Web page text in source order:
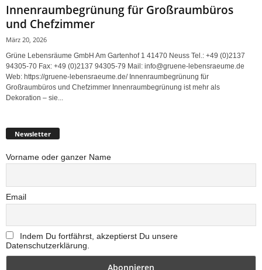
Innenraumbegrünung für Großraumbüros
und Chefzimmer
März 20, 2026
Grüne Lebensräume GmbH Am Gartenhof 1 41470 Neuss Tel.: +49 (0)2137
94305-70 Fax: +49 (0)2137 94305-79 Mail: info@gruene-lebensraeume.de
Web: https://gruene-lebensraeume.de/ Innenraumbegrünung für
Großraumbüros und Chefzimmer Innenraumbegrünung ist mehr als
Dekoration – sie...
Newsletter
Vorname oder ganzer Name
Email
Indem Du fortfährst, akzeptierst Du unsere
Datenschutzerklärung.